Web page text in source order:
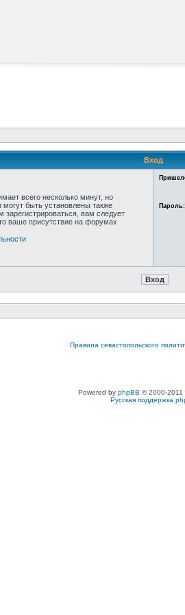
Вход
всего несколько минут, но
быть установлены также
зарегистрироваться, вам следует
ваше присутствие на форумах
Пароль:
Правила севастопольского
Powered by phpBB © 2000-2011
Русская поддержка